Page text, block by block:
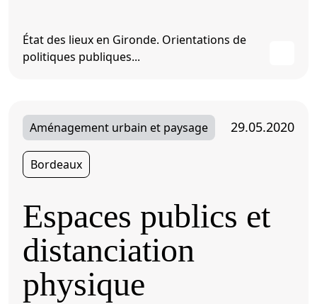
État des lieux en Gironde. Orientations de
politiques publiques...
Aménagement urbain et paysage 29.05.2020
Bordeaux
Espaces publics et
distanciation
physique